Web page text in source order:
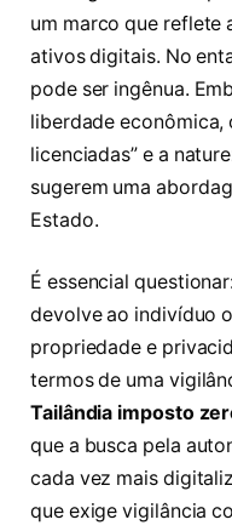
um marco que reflete
ativos digitais. No
pode ser ingênua.
liberdade econômica,
licenciadas” e a
sugerem uma
Estado.
É essencial
devolve ao indivíduo
propriedade e
termos de uma
Tailândia imposto
que a busca pela
cada vez mais
que exige vigilância